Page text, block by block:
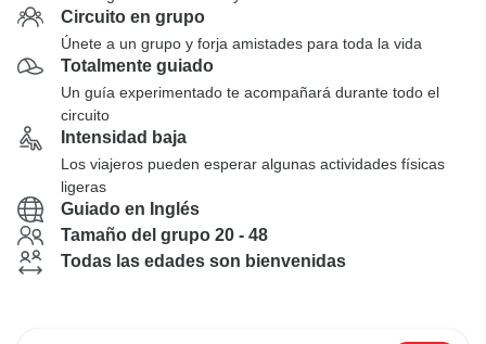
Circuito en grupo
Únete a un grupo y forja amistades para toda la vida
Totalmente guiado
Un guía experimentado te acompañará durante todo el
circuito
Intensidad baja
Los viajeros pueden esperar algunas actividades físicas
ligeras
Guiado en Inglés
Tamaño del grupo 20 - 48
Todas las edades son bienvenidas